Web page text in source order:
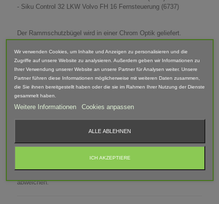
- Siku Control 32 LKW Volvo FH 16 Fernsteuerung (6737)
Der Rammschutzbügel wird in einer Chrom Optik geliefert.
Maße (LxBxH): 17mm x 70mm x 50mm
Achtung! Auch wenn dieser Bügel "Rammschutz-Bügel" heißt,
fängt er keine Zusammenstöße und Auffahrunfälle ab. Genau wie
bei einem echten LKW ist dieser Bügel ein Deko-Gegenstand der
die Optik aufwertet. Eine vorsichtige Handhabung sollte daher
gewährleistet sein.
Abgebildete Fahrzeuge und Zubehör sind nicht im Lieferumfang
abweichen.
Wir verwenden Cookies, um Inhalte und Anzeigen zu personalisieren und die
Zugriffe auf unsere Website zu analysieren. Außerdem geben wir Informationen zu
Ihrer Verwendung unserer Website an unsere Partner für Analysen weiter. Unsere
Partner führen diese Informationen möglicherweise mit weiteren Daten zusammen,
die Sie ihnen bereitgestellt haben oder die sie im Rahmen Ihrer Nutzung der Dienste
gesammelt haben.
Weitere Informationen Cookies anpassen
ALLE ABLEHNEN
ICH AKZEPTIERE